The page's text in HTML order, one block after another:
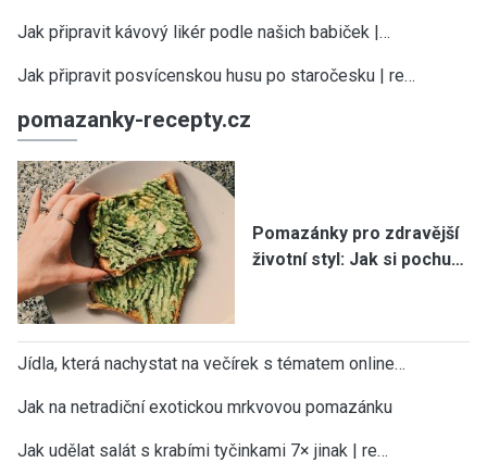
Jak připravit kávový likér podle našich babiček |…
Jak připravit posvícenskou husu po staročesku | re…
pomazanky-recepty.cz
Pomazánky pro zdravější
životní styl: Jak si pochu…
Jídla, která nachystat na večírek s tématem online…
Jak na netradiční exotickou mrkvovou pomazánku
Jak udělat salát s krabími tyčinkami 7× jinak | re…